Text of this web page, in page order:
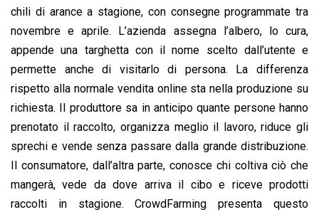
chili di arance a stagione, con consegne programmate tra
novembre e aprile. L’azienda assegna l’albero, lo cura,
appende una targhetta con il nome scelto dall’utente e
permette anche di visitarlo di persona. La differenza
rispetto alla normale vendita online sta nella produzione su
richiesta. Il produttore sa in anticipo quante persone hanno
prenotato il raccolto, organizza meglio il lavoro, riduce gli
sprechi e vende senza passare dalla grande distribuzione.
Il consumatore, dall’altra parte, conosce chi coltiva ciò che
mangerà, vede da dove arriva il cibo e riceve prodotti
raccolti in stagione. CrowdFarming presenta questo